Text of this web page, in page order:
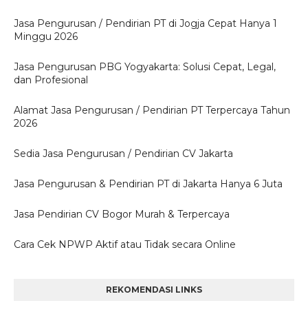
Jasa Pengurusan / Pendirian PT di Jogja Cepat Hanya 1
Minggu 2026
Jasa Pengurusan PBG Yogyakarta: Solusi Cepat, Legal,
dan Profesional
Alamat Jasa Pengurusan / Pendirian PT Terpercaya Tahun
2026
Sedia Jasa Pengurusan / Pendirian CV Jakarta
Jasa Pengurusan & Pendirian PT di Jakarta Hanya 6 Juta
Jasa Pendirian CV Bogor Murah & Terpercaya
Cara Cek NPWP Aktif atau Tidak secara Online
REKOMENDASI LINKS